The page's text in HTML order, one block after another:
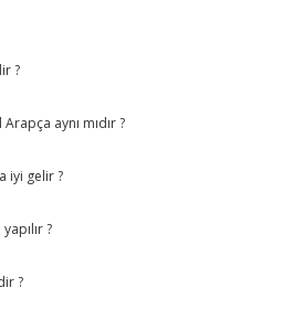
?
aynı mıdır ?
iyi gelir ?
?
?